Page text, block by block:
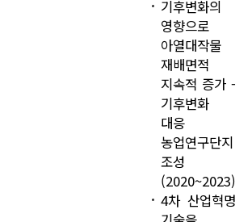
기후변화의
영향으로
아열대작물
재배면적
지속적 증가 -
기후변화
대응
농업연구단지
조성
(2020~2023)
4차 산업혁명